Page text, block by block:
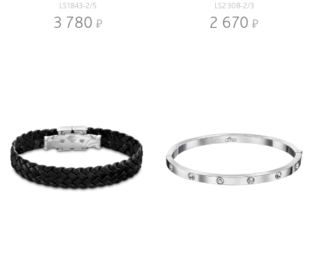
LS1843-2/5
3 780
LS2308-2/3
2 670